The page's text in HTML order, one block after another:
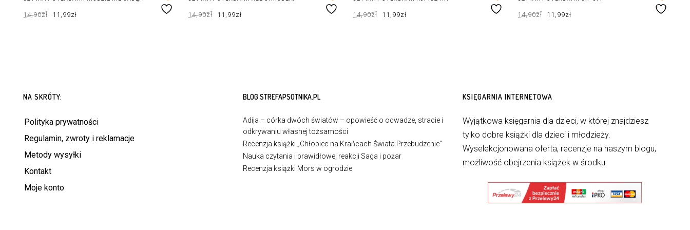
14,90zł cena
wynosiła:
11,99złcena 14,90zł cena
wynosiła:
11,99złcena 14,90zł cena
wynosiła:
11,99złcena 14,90zł cena
wynosiła:
11,99złcena
NA SKRÓTY:
Polityka prywatności
Regulamin, zwroty i reklamacje
Metody wysyłki
Kontakt
Moje konto
BLOG STREFAPSOTNIKA.PL
Adija – córka dwóch światów – opowieść o odwadze, stracie i
odkrywaniu własnej tożsamości
Recenzja książki „Chłopiec na Krańcach Świata Przebudzenie”
Nauka czytania i prawidłowej reakcji Saga i pożar
Recenzja książki Mors w ogrodzie
KSIĘGARNIA INTERNETOWA
Wyjątkowa księgarnia dla dzieci, w której znajdziesz
tylko dobre książki dla dzieci i młodzieży.
Wyselekcjonowana oferta, recenzje na naszym blogu,
możliwość obejrzenia książek w środku.